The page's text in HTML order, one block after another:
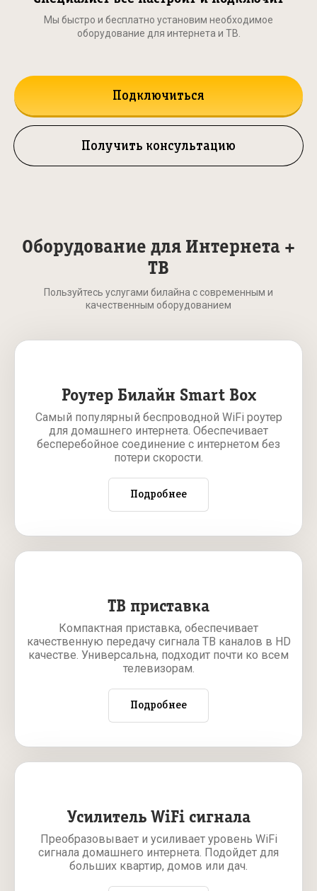
Мы быстро и бесплатно установим необходимое
оборудование для интернета и ТВ.
Подключиться
Получить консультацию
Оборудование для Интернета +
ТВ
Пользуйтесь услугами билайна с современным и
качественным оборудованием
Роутер Билайн Smart Box
Самый популярный беспроводной WiFi роутер
для домашнего интернета. Обеспечивает
бесперебойное соединение с интернетом без
потери скорости.
Подробнее
ТВ приставка
Компактная приставка, обеспечивает
качественную передачу сигнала ТВ каналов в HD
качестве. Универсальна, подходит почти ко всем
телевизорам.
Подробнее
Усилитель WiFi сигнала
Преобразовывает и усиливает уровень WiFi
сигнала домашнего интернета. Подойдет для
больших квартир, домов или дач.